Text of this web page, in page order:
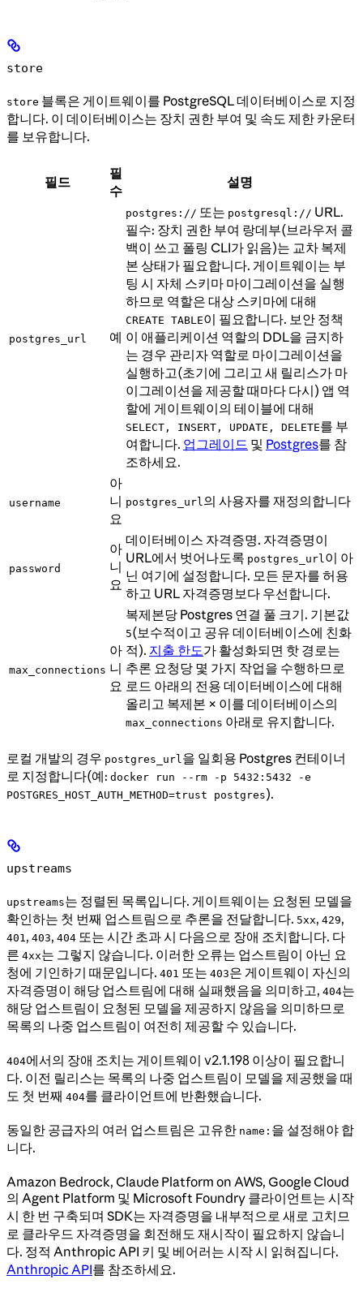
store
store 블록은 게이트웨이를 PostgreSQL 데이터베이스로 지정
합니다. 이 데이터베이스는 장치 권한 부여 및 속도 제한 카운터
를 보유합니다.
필드
필
수
설명
postgres_url 예
postgres:// 또는 postgresql:// URL.
필수: 장치 권한 부여 랑데부(브라우저 콜
백이 쓰고 폴링 CLI가 읽음)는 교차 복제
본 상태가 필요합니다. 게이트웨이는 부
팅 시 자체 스키마 마이그레이션을 실행
하므로 역할은 대상 스키마에 대해
CREATE TABLE이 필요합니다. 보안 정책
이 애플리케이션 역할의 DDL을 금지하
는 경우 관리자 역할로 마이그레이션을
실행하고(초기에 그리고 새 릴리스가 마
이그레이션을 제공할 때마다 다시) 앱 역
할에 게이트웨이의 테이블에 대해
SELECT, INSERT, UPDATE, DELETE를 부
여합니다. 업그레이드 및 Postgres를 참
조하세요.
username
아
니
요
postgres_url의 사용자를 재정의합니다
password
아
니
요
데이터베이스 자격증명. 자격증명이
URL에서 벗어나도록 postgres_url이 아
닌 여기에 설정합니다. 모든 문자를 허용
하고 URL 자격증명보다 우선합니다.
max_connections
아
니
요
복제본당 Postgres 연결 풀 크기. 기본값
5(보수적이고 공유 데이터베이스에 친화
적). 지출 한도가 활성화되면 핫 경로는
추론 요청당 몇 가지 작업을 수행하므로
로드 아래의 전용 데이터베이스에 대해
올리고 복제본 × 이를 데이터베이스의
max_connections 아래로 유지합니다.
로컬 개발의 경우 postgres_url을 일회용 Postgres 컨테이너
로 지정합니다(예: docker run --rm -p 5432:5432 -e
POSTGRES_HOST_AUTH_METHOD=trust postgres).
upstreams
upstreams는 정렬된 목록입니다. 게이트웨이는 요청된 모델을
확인하는 첫 번째 업스트림으로 추론을 전달합니다. 5xx, 429,
401, 403, 404 또는 시간 초과 시 다음으로 장애 조치합니다. 다
른 4xx는 그렇지 않습니다. 이러한 오류는 업스트림이 아닌 요
청에 기인하기 때문입니다. 401 또는 403은 게이트웨이 자신의
자격증명이 해당 업스트림에 대해 실패했음을 의미하고, 404는
해당 업스트림이 요청된 모델을 제공하지 않음을 의미하므로
목록의 나중 업스트림이 여전히 제공할 수 있습니다.
404에서의 장애 조치는 게이트웨이 v2.1.198 이상이 필요합니
다. 이전 릴리스는 목록의 나중 업스트림이 모델을 제공했을 때
도 첫 번째 404를 클라이언트에 반환했습니다.
동일한 공급자의 여러 업스트림은 고유한 name: 을 설정해야 합
니다.
Amazon Bedrock, Claude Platform on AWS, Google Cloud
의 Agent Platform 및 Microsoft Foundry 클라이언트는 시작
시 한 번 구축되며 SDK는 자격증명을 내부적으로 새로 고치므
로 클라우드 자격증명을 회전해도 재시작이 필요하지 않습니
다. 정적 Anthropic API 키 및 베어러는 시작 시 읽혀집니다.
Anthropic API를 참조하세요.